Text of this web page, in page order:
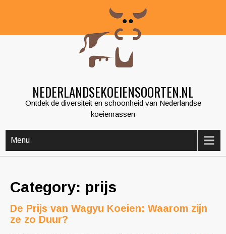
NEDERLANDSEKOEIENSOORTEN.NL
Ontdek de diversiteit en schoonheid van Nederlandse
koeienrassen
Menu
Category: prijs
De Prijs van Wagyu Koeien: Waarom zijn
ze zo Duur?